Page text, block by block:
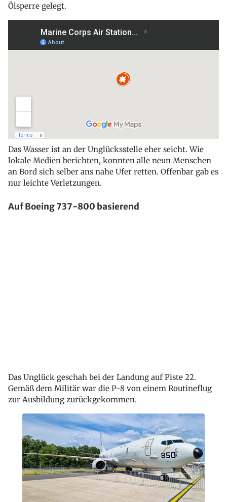
Ölsperre gelegt.
Das Wasser ist an der Unglücksstelle eher seicht. Wie
lokale Medien berichten, konnten alle neun Menschen
an Bord sich selber ans nahe Ufer retten. Offenbar gab es
nur leichte Verletzungen.
Auf Boeing 737-800 basierend
Das Unglück geschah bei der Landung auf Piste 22.
Gemäß dem Militär war die P-8 von einem Routineflug
zur Ausbildung zurückgekommen.